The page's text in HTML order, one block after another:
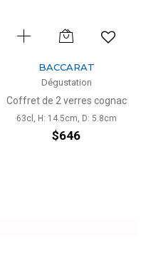
BACCARAT
Dégustation
Coffret de 2 verres cognac
63cl, H: 14.5cm, D: 5.8cm
$646